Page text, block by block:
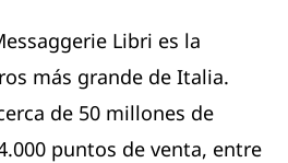
Libri es la
más grande de Italia.
de 50 millones de
puntos de venta, entre